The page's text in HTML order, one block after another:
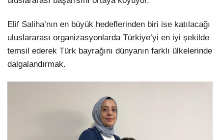
Elif Saliha’nın en büyük hedeflerinden biri ise katılacağı
uluslararası organizasyonlarda Türkiye’yi en iyi şekilde
temsil ederek Türk bayrağını dünyanın farklı ülkelerinde
dalgalandırmak.